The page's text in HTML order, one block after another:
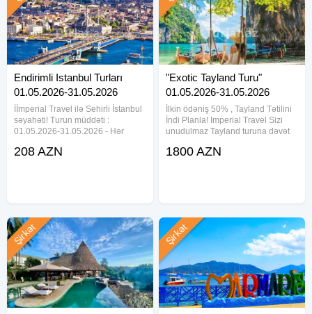
Endirimli Istanbul Turları
01.05.2026-31.05.2026
İİmperial Travel ilə Sehirli İstanbul
səyahəti! Turun müddəti :
01.05.2026-31.05.2026 - Hər
USD Kapalı Çarşı (739 metr
208 AZN
"Exotic Tayland Turu"
01.05.2026-31.05.2026
İlkin ödəniş 50% , Tayland Tətilini
İndi Planla! Imperial Travel Sizi
unudulmaz Tayland turuna dəvət
Air Arabia Hava Yolları ilə
1800 AZN
Şirkət Şirkət